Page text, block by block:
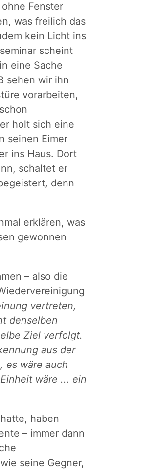
Fenster
was freilich das
kein Licht ins
scheint
eine Sache
sehen wir ihn
vorarbeiten,
holt sich eine
seinen Eimer
ins Haus. Dort
schaltet er
denn
erklären, was
gewonnen
– also die
vertreten,
denselben
Ziel verfolgt.
aus der
es wäre auch
wäre ... ein
haben
– immer dann
seine Gegner,